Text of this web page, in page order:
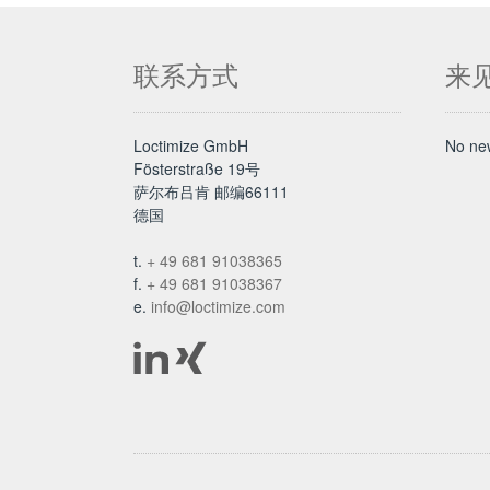
联系方式
Loctimize GmbH
Fösterstraße 19号
萨尔布吕肯 邮编66111
德国
t. + 49 681 91038365
f. + 49 681 91038367
e. info@loctimize.com
来
No